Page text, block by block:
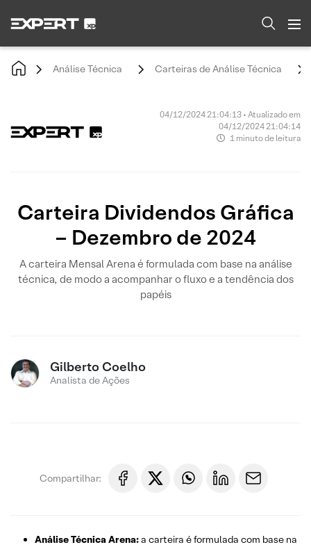
Análise Técnica Carteiras de Análise Técnica
04/12/2024 21:04:13 • Atualizado em
04/12/2024 21:04:14
1 minuto de leitura
Carteira Dividendos Gráfica
– Dezembro de 2024
A carteira Mensal Arena é formulada com base na análise
técnica, de modo a acompanhar o fluxo e a tendência dos
papéis
Gilberto Coelho
Analista de Ações
Compartilhar:
Análise Técnica Arena:a carteira é formulada com base na